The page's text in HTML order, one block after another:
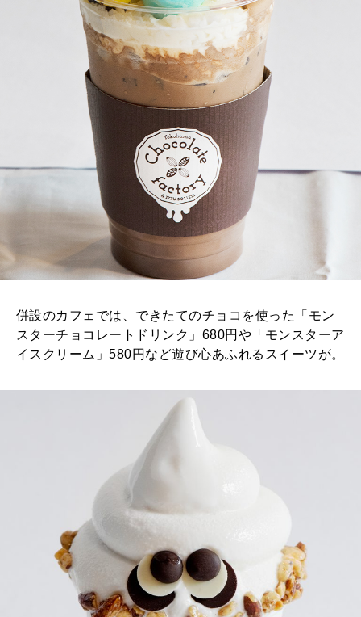
併設のカフェでは、できたてのチョコを使った「モン
スターチョコレートドリンク」680円や「モンスターア
イスクリーム」580円など遊び心あふれるスイーツが。